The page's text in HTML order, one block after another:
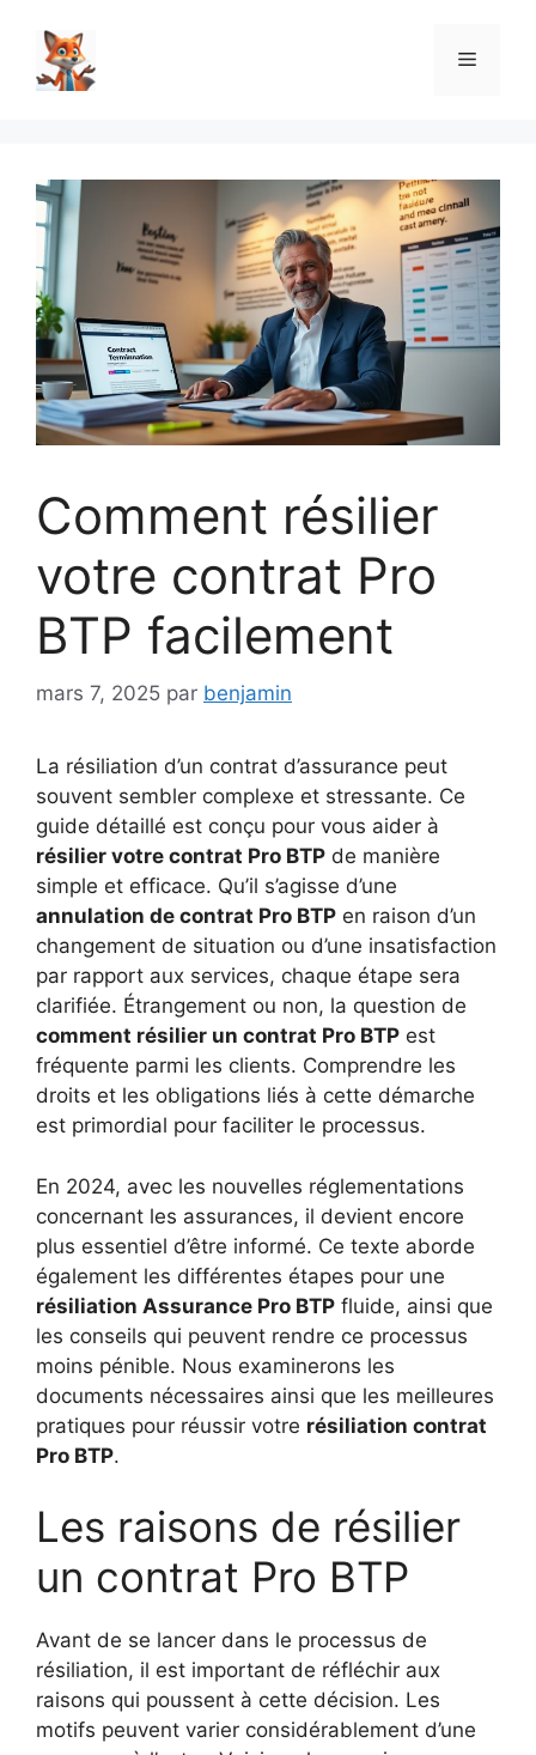
contenu
Menu
Comment résilier
votre contrat Pro
BTP facilement
mars 7, 2025 par benjamin
La résiliation d’un contrat d’assurance peut
souvent sembler complexe et stressante. Ce
guide détaillé est conçu pour vous aider à
résilier votre contrat Pro BTP de manière
simple et efficace. Qu’il s’agisse d’une
annulation de contrat Pro BTP en raison d’un
changement de situation ou d’une insatisfaction
par rapport aux services, chaque étape sera
clarifiée. Étrangement ou non, la question de
comment résilier un contrat Pro BTP est
fréquente parmi les clients. Comprendre les
droits et les obligations liés à cette démarche
est primordial pour faciliter le processus.
En 2024, avec les nouvelles réglementations
concernant les assurances, il devient encore
plus essentiel d’être informé. Ce texte aborde
également les différentes étapes pour une
résiliation Assurance Pro BTP fluide, ainsi que
les conseils qui peuvent rendre ce processus
moins pénible. Nous examinerons les
documents nécessaires ainsi que les meilleures
pratiques pour réussir votre résiliation contrat
Pro BTP.
Les raisons de résilier
un contrat Pro BTP
Avant de se lancer dans le processus de
résiliation, il est important de réfléchir aux
raisons qui poussent à cette décision. Les
motifs peuvent varier considérablement d’une